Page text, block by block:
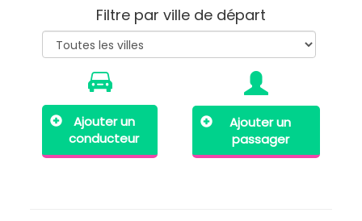
Filtre par ville de départ
Ajouter un
conducteur
Ajouter un
passager